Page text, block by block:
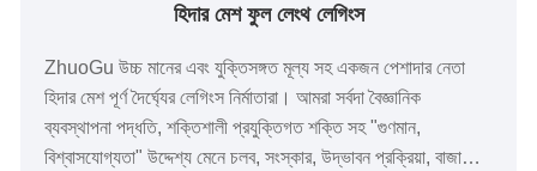
হিদার মেশ ফুল লেংথ লেগিংস
ZhuoGu উচ্চ মানের এবং যুক্তিসঙ্গত মূল্য সহ একজন পেশাদার নেতা
হিদার মেশ পূর্ণ দৈর্ঘ্যের লেগিংস নির্মাতারা। আমরা সর্বদা বৈজ্ঞানিক
ব্যবস্থাপনা পদ্ধতি, শক্তিশালী প্রযুক্তিগত শক্তি সহ "গুণমান,
বিশ্বাসযোগ্যতা" উদ্দেশ্য মেনে চলব, সংস্কার, উদ্ভাবন প্রক্রিয়া, বাজারের